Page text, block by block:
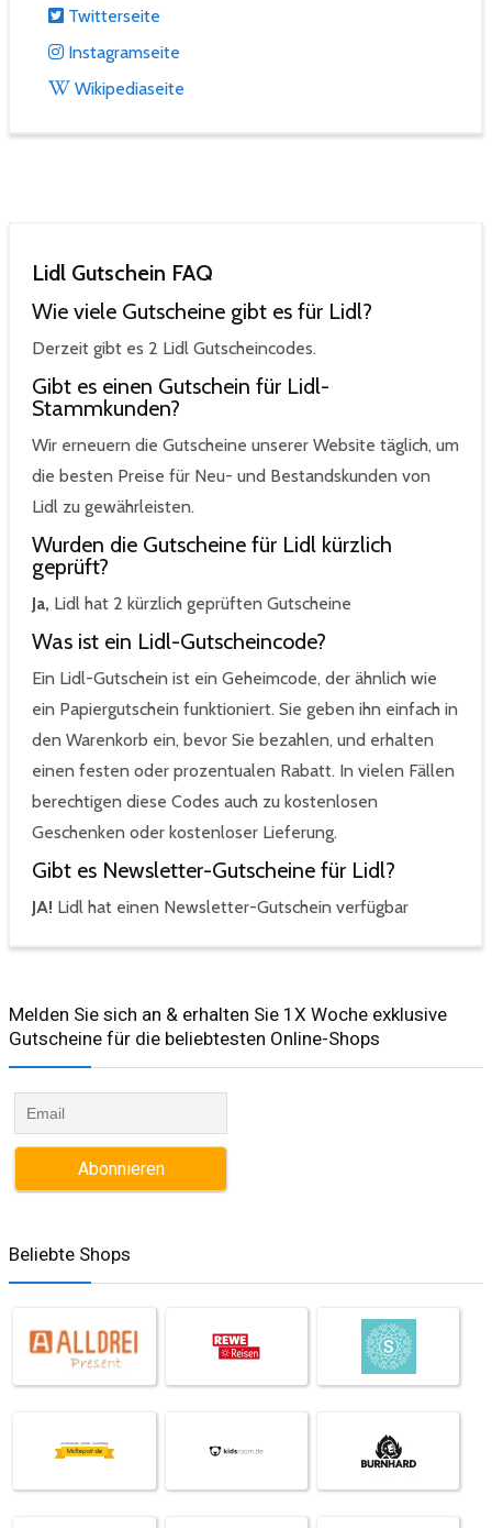
Twitterseite
Instagramseite
Wikipediaseite
Lidl Gutschein FAQ
Wie viele Gutscheine gibt es für Lidl?
Derzeit gibt es 2 Lidl Gutscheincodes.
Gibt es einen Gutschein für Lidl-
Stammkunden?
Wir erneuern die Gutscheine unserer Website täglich, um
die besten Preise für Neu- und Bestandskunden von
Lidl zu gewährleisten.
Wurden die Gutscheine für Lidl kürzlich
geprüft?
Ja, Lidl hat 2 kürzlich geprüften Gutscheine
Was ist ein Lidl-Gutscheincode?
Ein Lidl-Gutschein ist ein Geheimcode, der ähnlich wie
ein Papiergutschein funktioniert. Sie geben ihn einfach in
den Warenkorb ein, bevor Sie bezahlen, und erhalten
einen festen oder prozentualen Rabatt. In vielen Fällen
berechtigen diese Codes auch zu kostenlosen
Geschenken oder kostenloser Lieferung.
Gibt es Newsletter-Gutscheine für Lidl?
JA! Lidl hat einen Newsletter-Gutschein verfügbar
Melden Sie sich an & erhalten Sie 1X Woche exklusive
Gutscheine für die beliebtesten Online-Shops​
Beliebte Shops